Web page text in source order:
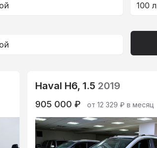
Haval H6, 1.5 2019
905 000 ₽ от 12 329 ₽ в месяц